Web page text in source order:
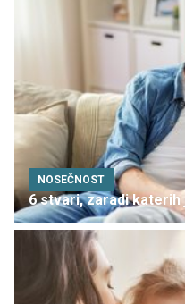
NOSEČNOST
6 stvari, zaradi